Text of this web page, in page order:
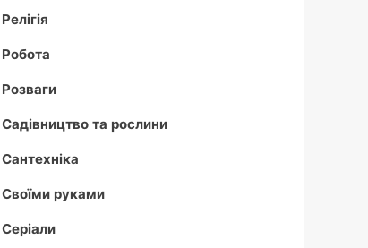
Релігія
Робота
Розваги
Садівництво та рослини
Сантехніка
Своїми руками
Серіали